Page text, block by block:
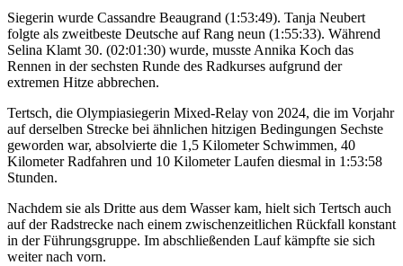
Siegerin wurde Cassandre Beaugrand (1:53:49). Tanja Neubert
folgte als zweitbeste Deutsche auf Rang neun (1:55:33). Während
Selina Klamt 30. (02:01:30) wurde, musste Annika Koch das
Rennen in der sechsten Runde des Radkurses aufgrund der
extremen Hitze abbrechen.
Tertsch, die Olympiasiegerin Mixed-Relay von 2024, die im Vorjahr
auf derselben Strecke bei ähnlichen hitzigen Bedingungen Sechste
geworden war, absolvierte die 1,5 Kilometer Schwimmen, 40
Kilometer Radfahren und 10 Kilometer Laufen diesmal in 1:53:58
Stunden.
Nachdem sie als Dritte aus dem Wasser kam, hielt sich Tertsch auch
auf der Radstrecke nach einem zwischenzeitlichen Rückfall konstant
in der Führungsgruppe. Im abschließenden Lauf kämpfte sie sich
weiter nach vorn.